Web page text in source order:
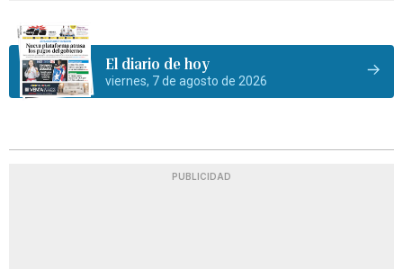
El diario de hoy
viernes, 7 de agosto de 2026
PUBLICIDAD